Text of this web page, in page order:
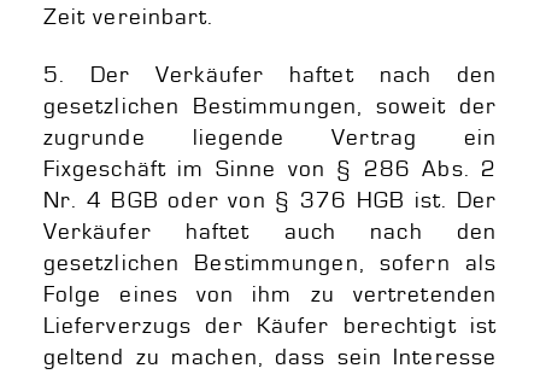
Zeit vereinbart.
5. Der Verkäufer haftet nach den
gesetzlichen Bestimmungen, soweit der
zugrunde liegende Vertrag ein
Fixgeschäft im Sinne von § 286 Abs. 2
Nr. 4 BGB oder von § 376 HGB ist. Der
Verkäufer haftet auch nach den
gesetzlichen Bestimmungen, sofern als
Folge eines von ihm zu vertretenden
Lieferverzugs der Käufer berechtigt ist
geltend zu machen, dass sein Interesse